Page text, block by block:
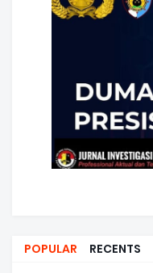
POPULAR RECENTS